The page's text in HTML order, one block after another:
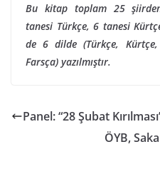
Bu kitap toplam 25
tanesi Türkçe, 6 tanesi
de 6 dilde (Türkçe,
Farsça) yazılmıştır.
Panel: “28 Şubat
ÖYB,